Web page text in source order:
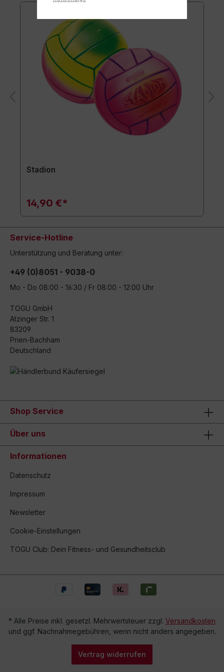
Stadion
14,90 €*
Service-Hotline
Unterstützung und Beratung unter:
+49 (0)8051 - 9038-0
Mo - Do 08:00 - 16:30 / Fr 08:00 - 12:00 Uhr
TOGU GmbH
Atzinger Str. 1
83209
Prien-Bachham
Deutschland
Shop Service
Über uns
Informationen
Datenschutz
Impressum
Newsletter
Cookie-Einstellungen
TOGU Club: Dein Fitness- und Gesundheitsclub
* Alle Preise inkl. gesetzl. Mehrwertsteuer zzgl. Versandkosten
und ggf. Nachnahmegebühren, wenn nicht anders angegeben.
Vertrag widerrufen